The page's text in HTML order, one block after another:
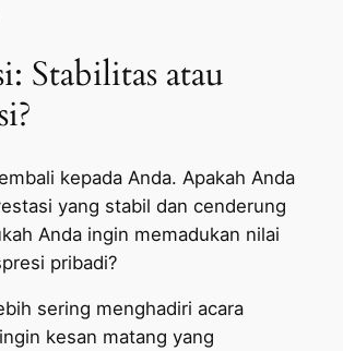
Stabilitas atau
kepada Anda. Apakah Anda
yang stabil dan cenderung
Anda ingin memadukan nilai
pribadi?
sering menghadiri acara
kesan matang yang